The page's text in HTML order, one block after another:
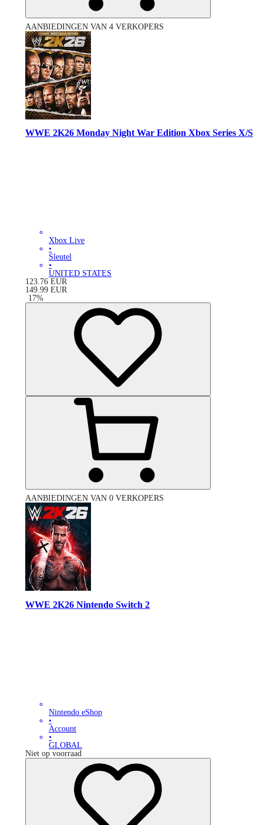
AANBIEDINGEN VAN 4 VERKOPERS
WWE 2K26 Monday Night War Edition Xbox Series X/S
Xbox Live
•
Sleutel
•
UNITED STATES
123.76 EUR
149.99 EUR
-17%
AANBIEDINGEN VAN 0 VERKOPERS
WWE 2K26 Nintendo Switch 2
Nintendo eShop
•
Account
•
GLOBAL
Niet op voorraad